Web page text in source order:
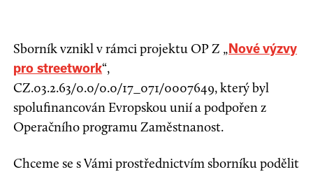
Sborník vznikl v rámci projektu OP Z „ Nové výzvy
pro streetwork“,
CZ.03.2.63/0.0/0.0/17_071/0007649, který byl
spolufinancován Evropskou unií a podpořen z
Operačního programu Zaměstnanost.
Chceme se s Vámi prostřednictvím sborníku podělit